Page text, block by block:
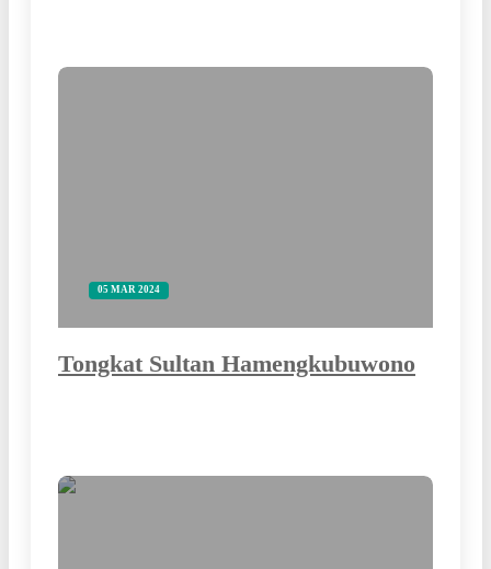
05 MAR 2024
Tongkat Sultan Hamengkubuwono